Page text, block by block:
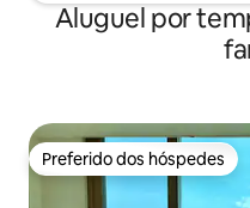
Aluguel por
Preferido dos hóspedes
Preferido dos hóspedes